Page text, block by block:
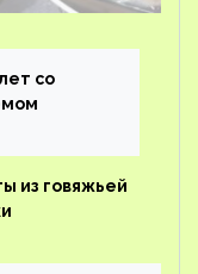
со
из говяжьей